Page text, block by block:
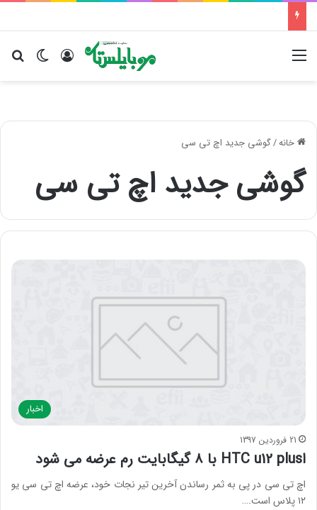
تغییر ورود
خانه/گوشی جدید اچ تی سی
گوشی جدید اچ تی سی
اخبار
21 فروردین 1397
اHTC u12 plus با ۸ گیگابایت رم عرضه می شود
اچ تی سی در پی به ثمر رساندن آخرین تیر نجات خود، عرضه اچ تی سی یو
۱۲ پلاس است.…